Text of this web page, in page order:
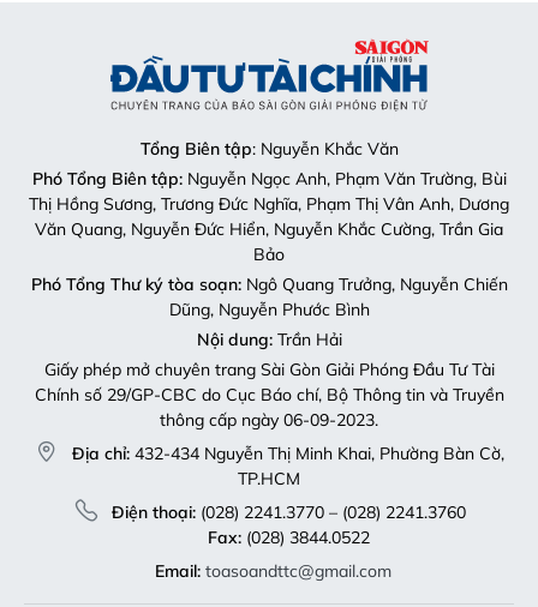
Tổng Biên tập: Nguyễn Khắc Văn
Phó Tổng Biên tập:Nguyễn Ngọc Anh, Phạm Văn Trường, Bùi
Thị Hồng Sương, Trương Đức Nghĩa, Phạm Thị Vân Anh, Dương
Văn Quang, Nguyễn Đức Hiển, Nguyễn Khắc Cường, Trần Gia
Bảo
Phó Tổng Thư ký tòa soạn:Ngô Quang Trưởng, Nguyễn Chiến
Dũng, Nguyễn Phước Bình
Nội dung:Trần Hải
Giấy phép mở chuyên trang Sài Gòn Giải Phóng Đầu Tư Tài
Chính số 29/GP-CBC do Cục Báo chí, Bộ Thông tin và Truyền
thông cấp ngày 06-09-2023.
Địa chỉ: 432-434 Nguyễn Thị Minh Khai, Phường Bàn Cờ,
TP.HCM
Điện thoại:(028) 2241.3770 – (028) 2241.3760
Fax:(028) 3844.0522
Email: toasoandttc@gmail.com